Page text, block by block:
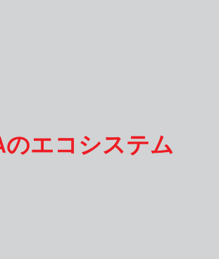
のエコシステム